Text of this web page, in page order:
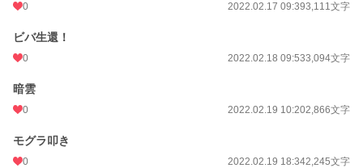
0 2022.02.17 09:393,111文字
ビバ生還！
0 2022.02.18 09:533,094文字
暗雲
0 2022.02.19 10:202,866文字
モグラ叩き
0 2022.02.19 18:342,245文字